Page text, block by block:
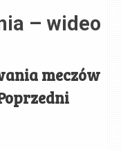
– wideo
meczów